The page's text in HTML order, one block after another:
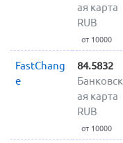
ая карта
RUB
от 10000
FastChang
e
84.5832
Банковск
ая карта
RUB
от 10000